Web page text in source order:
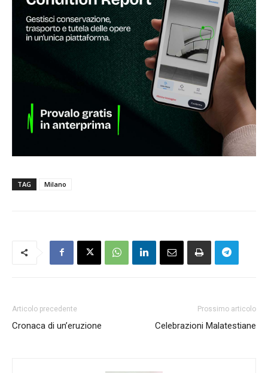
TAG Milano
Articolo precedente
Cronaca di un’eruzione
Prossimo articolo
Celebrazioni Malatestiane